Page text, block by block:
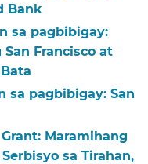
Bank​​
sa pagbibigay:
Francisco at
sa pagbibigay: San
Maramihang
sa Tirahan,